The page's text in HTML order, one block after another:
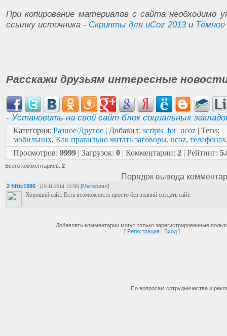
. rblock1{
color:#565656;
<ul class="menushka">
<li
class= "m"><a
href="http://webanfarwol.ru" > Главная
<li
class ="m"><a
href="http://webanfarwol.ru/forum">Форум</
<li
class="m"><a
href="http://webanfarwol.ru/publ">Статьи</
<li
class="m"><a
href="http://webanfarwol.ru/load">Файлы</
"http://webanfarwol.ru/news">Новости</
</ul>
При копирование материалов с сайта необходимо
ссылку источника - Скрипты для uCoz 2013и
Расскажи друзьям интересные
- Установить на свой сайт блок социальных
Категория: Разное/Другое | Добавил: scripts_for_ucoz | Теги:
мобильних, Как правильно читать заговоры, ucoz, телефонах
Просмотров: 9999 | Загрузок: 0 | Комментарии: 2 | Рейтинг:
Всего комментариев: 2
Порядок вывода
2 fiftic1996 (19.11.2014 13:56) [Материал]
Хороший сайт. Есть возможность просто без знаний создать сайт.
Добавлять комментарии могут только зарегистрированные
[ Регистрация | Вход ]
По вопросам сотрудничества и